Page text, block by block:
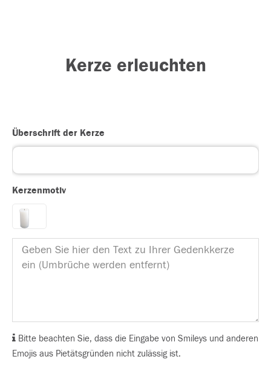
Kerze erleuchten
Überschrift der Kerze
Kerzenmotiv
Bitte beachten Sie, dass die Eingabe von Smileys und anderen
Emojis aus Pietätsgründen nicht zulässig ist.